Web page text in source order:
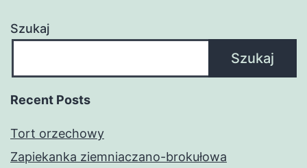
Szukaj
Szukaj
Recent Posts
Tort orzechowy
Zapiekanka ziemniaczano-brokułowa